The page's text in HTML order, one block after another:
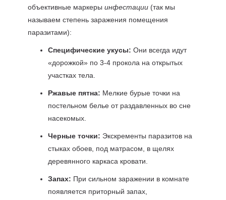
объективные маркеры инфестации(так мы
называем степень заражения помещения
паразитами):
Специфические укусы: Они всегда идут
«дорожкой» по 3-4 прокола на открытых
участках тела.
Ржавые пятна: Мелкие бурые точки на
постельном белье от раздавленных во сне
насекомых.
Черные точки: Экскременты паразитов на
стыках обоев, под матрасом, в щелях
деревянного каркаса кровати.
Запах: При сильном заражении в комнате
появляется приторный запах,